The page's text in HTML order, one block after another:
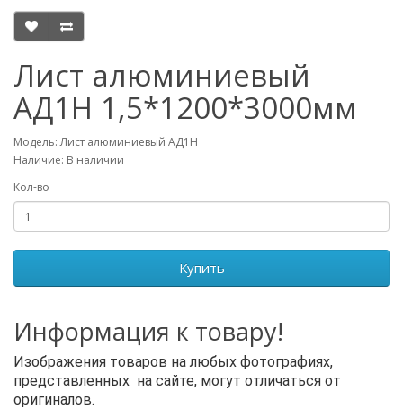
Лист алюминиевый
АД1Н 1,5*1200*3000мм
Модель: Лист алюминиевый АД1Н
Наличие: В наличии
Кол-во
Купить
Информация к товару!
Изображения товаров на любых фотографиях,
представленных на сайте, могут отличаться от
оригиналов.